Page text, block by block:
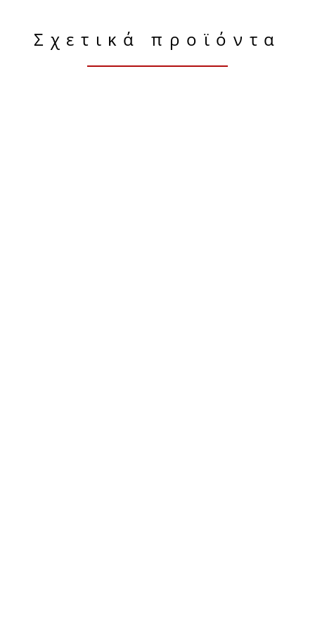
Σχετικά προϊόντα